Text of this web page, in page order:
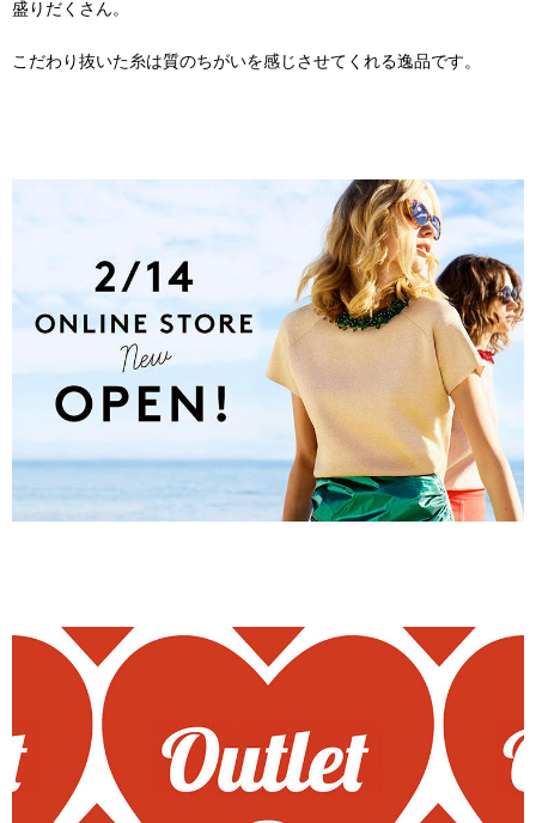
盛りだくさん。
こだわり抜いた糸は質のちがいを感じさせてくれる逸品です。